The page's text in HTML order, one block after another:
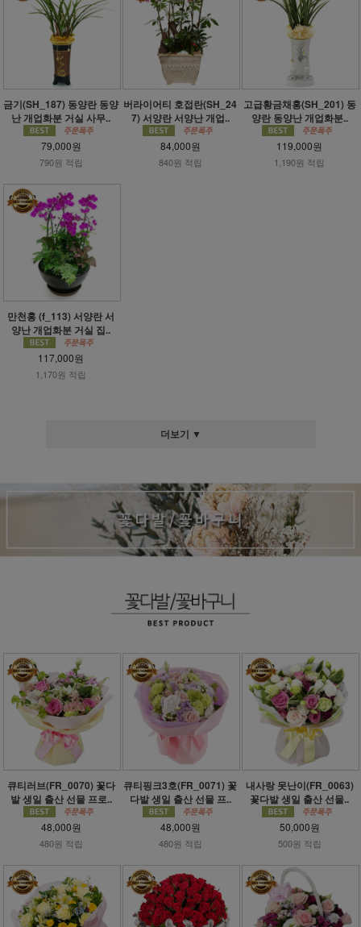
금기(SH_187) 동양란 동양
난 개업화분 거실 사무..
79,000원
790원 적립
버라이어티 호접란(SH_24
7) 서양란 서양난 개업..
84,000원
840원 적립
고급황금채홍(SH_201) 동
양란 동양난 개업화분..
119,000원
1,190원 적립
만천홍 (f_113) 서양란 서
양난 개업화분 거실 집..
117,000원
1,170원 적립
더보기 ▼
큐티러브(FR_0070) 꽃다
발 생일 출산 선물 프로..
48,000원
480원 적립
큐티핑크3호(FR_0071) 꽃
다발 생일 출산 선물 프..
48,000원
480원 적립
내사랑 못난이(FR_0063)
꽃다발 생일 출산 선물..
50,000원
500원 적립